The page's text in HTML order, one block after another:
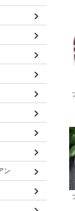
ン